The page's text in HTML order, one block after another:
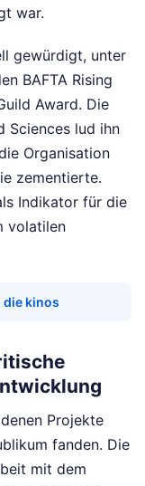
war.
gewürdigt, unter
BAFTA Rising
Award. Die
Sciences lud ihn
Organisation
zementierte.
Indikator für die
volatilen
die kinos
Projekte
fanden. Die
mit dem